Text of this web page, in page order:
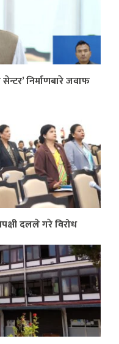
निर्माणबारे जवाफ
दलले गरे विरोध